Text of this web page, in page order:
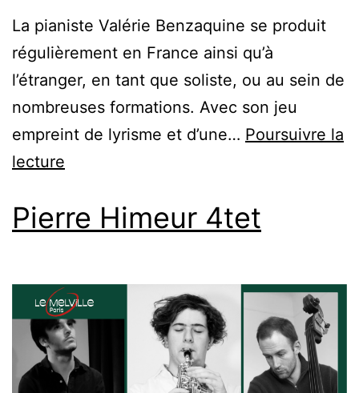
La pianiste Valérie Benzaquine se produit
régulièrement en France ainsi qu’à
l’étranger, en tant que soliste, ou au sein de
nombreuses formations. Avec son jeu
empreint de lyrisme et d’une… Poursuivre la
lecture
Pierre Himeur 4tet